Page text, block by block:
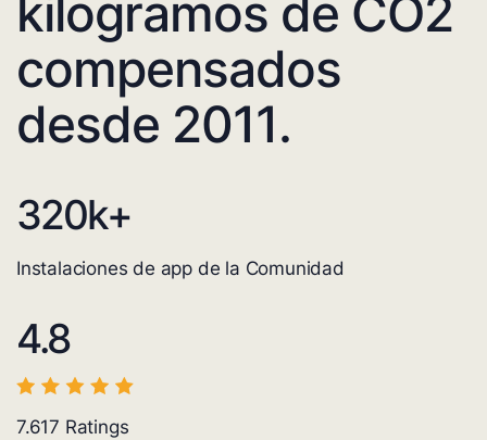
kilogramos de CO2
compensados
desde 2011.
320k+
Instalaciones de app de la Comunidad
4.8
7.617 Ratings